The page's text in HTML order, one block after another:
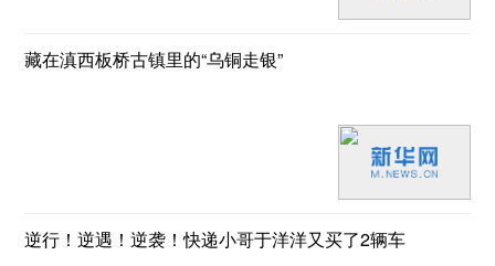
藏在滇西板桥古镇里的“乌铜走银”
逆行！逆遇！逆袭！快递小哥于洋洋又买了2辆车